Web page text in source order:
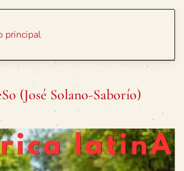
principal
(José Solano-Saborío)